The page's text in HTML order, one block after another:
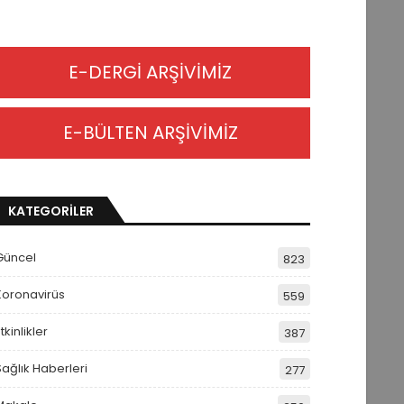
E-DERGİ ARŞİVİMİZ
E-BÜLTEN ARŞİVİMİZ
KATEGORİLER
823
559
387
Haberleri 277